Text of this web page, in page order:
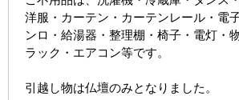
洋服・カーテン・カーテンレール・電
ンロ・給湯器・整理棚・椅子・電灯・
ラック・エアコン等です。
引越し物は仏壇のみとなりました。